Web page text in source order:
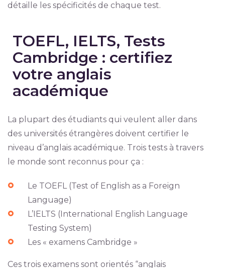
détaille les spécificités de chaque test.
TOEFL, IELTS, Tests
Cambridge : certifiez
votre anglais
académique
La plupart des étudiants qui veulent aller dans
des universités étrangères doivent certifier le
niveau d’anglais académique. Trois tests à travers
le monde sont reconnus pour ça :
Le TOEFL (Test of English as a Foreign
Language)
L’IELTS (International English Language
Testing System)
Les « examens Cambridge »
Ces trois examens sont orientés “anglais